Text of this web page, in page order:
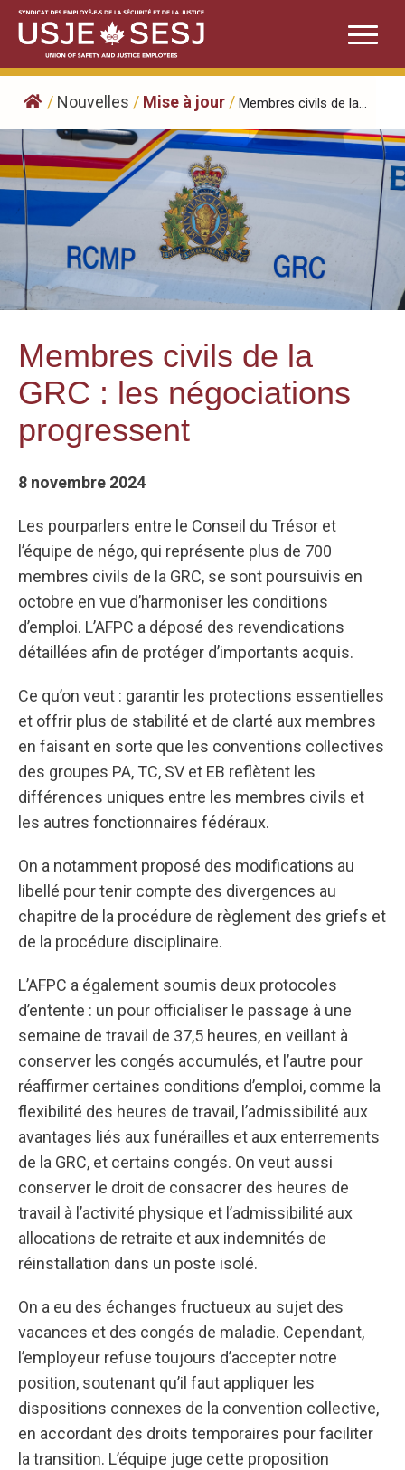
Skip
content
/ Nouvelles / Mise à jour / Membres civils de la...
Membres civils de la
GRC : les négociations
progressent
8 novembre 2024
Les pourparlers entre le Conseil du Trésor et
l’équipe de négo, qui représente plus de 700
membres civils de la GRC, se sont poursuivis en
octobre en vue d’harmoniser les conditions
d’emploi. L’AFPC a déposé des revendications
détaillées afin de protéger d’importants acquis.
Ce qu’on veut : garantir les protections essentielles
et offrir plus de stabilité et de clarté aux membres
en faisant en sorte que les conventions collectives
des groupes PA, TC, SV et EB reflètent les
différences uniques entre les membres civils et
les autres fonctionnaires fédéraux.
On a notamment proposé des modifications au
libellé pour tenir compte des divergences au
chapitre de la procédure de règlement des griefs et
de la procédure disciplinaire.
L’AFPC a également soumis deux protocoles
d’entente : un pour officialiser le passage à une
semaine de travail de 37,5 heures, en veillant à
conserver les congés accumulés, et l’autre pour
réaffirmer certaines conditions d’emploi, comme la
flexibilité des heures de travail, l’admissibilité aux
avantages liés aux funérailles et aux enterrements
de la GRC, et certains congés. On veut aussi
conserver le droit de consacrer des heures de
travail à l’activité physique et l’admissibilité aux
allocations de retraite et aux indemnités de
réinstallation dans un poste isolé.
On a eu des échanges fructueux au sujet des
vacances et des congés de maladie. Cependant,
l’employeur refuse toujours d’accepter notre
position, soutenant qu’il faut appliquer les
dispositions connexes de la convention collective,
en accordant des droits temporaires pour faciliter
la transition. L’équipe juge cette proposition